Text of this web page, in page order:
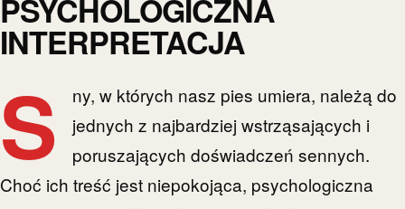
PSYCHOLOGICZNA
INTERPRETACJA
S
ny, w których nasz pies umiera, należą do
jednych z najbardziej wstrząsających i
poruszających doświadczeń sennych.
Choć ich treść jest niepokojąca, psychologiczna